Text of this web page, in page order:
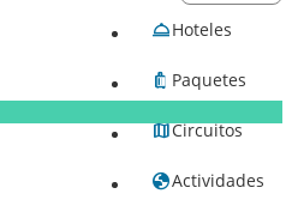
Hoteles
Paquetes
Circuitos
Actividades